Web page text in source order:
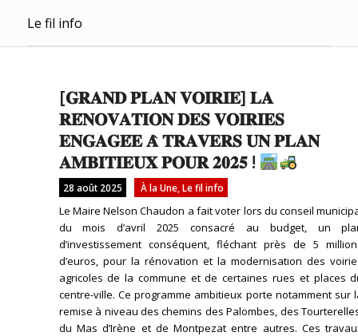
Le fil info
[𝐆𝐑𝐀𝐍𝐃 𝐏𝐋𝐀𝐍 𝐕𝐎𝐈𝐑𝐈𝐄] 𝐋𝐀
𝐑𝐄́𝐍𝐎𝐕𝐀𝐓𝐈𝐎𝐍 𝐃𝐄𝐒 𝐕𝐎𝐈𝐑𝐈𝐄𝐒
𝐄𝐍𝐆𝐀𝐆𝐄́𝐄 𝐀̀ 𝐓𝐑𝐀𝐕𝐄𝐑𝐒 𝐔𝐍 𝐏𝐋𝐀𝐍
𝐀𝐌𝐁𝐈𝐓𝐈𝐄𝐔𝐗 𝐏𝐎𝐔𝐑 𝟐𝟎𝟐𝟓 !
28 août 2025 À la Une, Le fil info
Le Maire Nelson Chaudon a fait voter lors du conseil
du mois d’avril 2025 consacré au budget, un
d’investissement conséquent, fléchant près de 5
d’euros, pour la rénovation et la modernisation des
agricoles de la commune et de certaines rues et places
centre-ville. Ce programme ambitieux porte notamment sur
remise à niveau des chemins des Palombes, des
du Mas d’Irène et de Montpezat entre autres. Ces